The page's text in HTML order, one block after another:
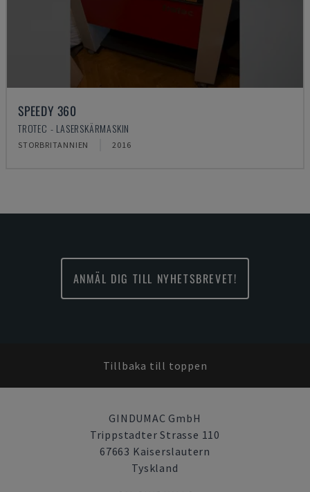
SPEEDY 360
TROTEC - LASERSKÄRMASKIN
STORBRITANNIEN 2016
ANMÄL DIG TILL NYHETSBREVET!
Tillbaka till toppen
GINDUMAC GmbH
Trippstadter Strasse 110
67663 Kaiserslautern
Tyskland